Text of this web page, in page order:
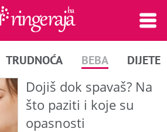
TRUDNOĆA BEBA DIJETE
Dojiš dok spavaš? Na
što paziti i koje su
opasnosti